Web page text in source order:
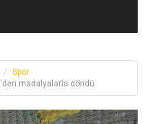
Spor
madalyalarla döndü